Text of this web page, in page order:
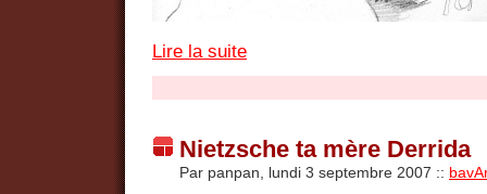
Lire la suite
Nietzsche ta mère Derrida
Par panpan, lundi 3 septembre 2007 ::